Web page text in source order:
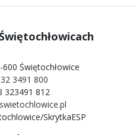
Świętochłowice
3491 800
323491 812
SkrytkaESP